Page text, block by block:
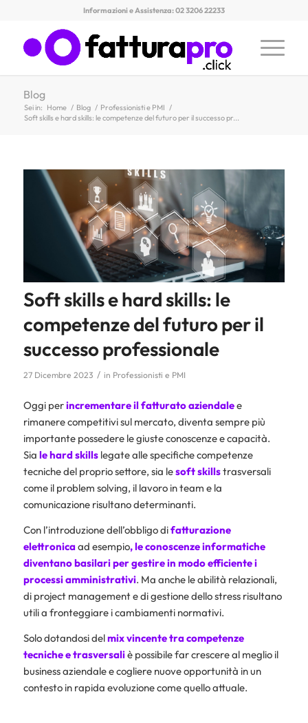
Informazioni e Assistenza: 02 3206 22233
Blog
Sei in: Home / Blog / Professionisti e PMI /
Soft skills e hard skills: le competenze del futuro per il successo pr...
Soft skills e hard skills: le
competenze del futuro per il
successo professionale
27 Dicembre 2023 / in Professionisti e PMI
Oggi perincrementare il fatturato aziendalee
rimanere competitivi sul mercato, diventa sempre più
importante possedere le giuste conoscenze e capacità.
Sia le hard skillslegate alle specifiche competenze
tecniche del proprio settore, sia lesoft skillstrasversali
come il problem solving, il lavoro in team e la
comunicazione risultano determinanti.
Con l’introduzione dell’obbligo difatturazione
elettronicaad esempio, le conoscenze informatiche
diventano basilari per gestire in modo efficiente i
processi amministrativi. Ma anche le abilità relazionali,
di project management e di gestione dello stress risultano
utili a fronteggiare i cambiamenti normativi.
Solo dotandosi delmix vincente tra competenze
tecniche e trasversaliè possibile far crescere al meglio il
business aziendale e cogliere nuove opportunità in un
contesto in rapida evoluzione come quello attuale.